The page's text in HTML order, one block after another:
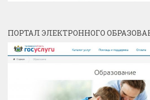
ПОРТАЛ ЭЛЕКТРОННОГО